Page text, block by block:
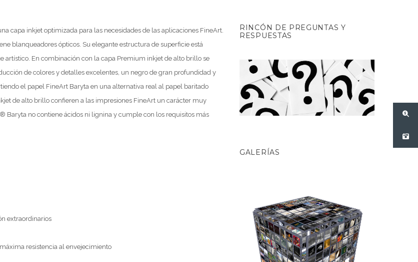
capa inkjet optimizada para las necesidades de las aplicaciones FineArt.
blanqueadores ópticos. Su elegante estructura de superficie está
En combinación con la capa Premium inkjet de alto brillo se
de colores y detalles excelentes, un negro de gran profundidad y
el papel FineArt Baryta en una alternativa real al papel baritado
de alto brillo confieren a las impresiones FineArt un carácter muy
Baryta no contiene ácidos ni lignina y cumple con los requisitos más
extraordinarios
resistencia al envejecimiento
RINCÓN DE PREGUNTAS Y
RESPUESTAS
GALERÍAS